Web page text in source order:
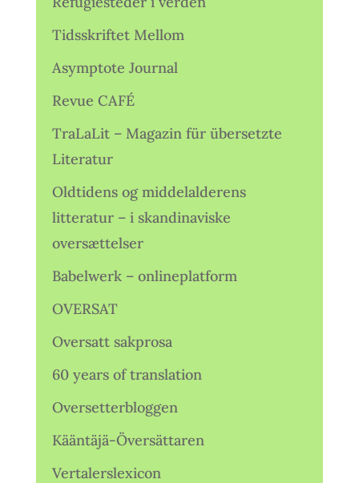
Tidsskriftet Mellom
Asymptote Journal
Revue CAFÉ
TraLaLit – Magazin für übersetzte
Literatur
Oldtidens og middelalderens
litteratur – i skandinaviske
oversættelser
Babelwerk – onlineplatform
OVERSAT
Oversatt sakprosa
60 years of translation
Oversetterbloggen
Kääntäjä-Översättaren
Vertalerslexicon